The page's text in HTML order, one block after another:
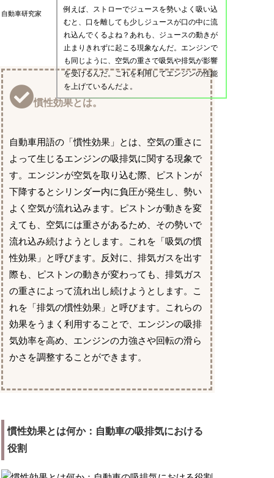
自動車研究家
例えば、ストローでジュースを勢いよく吸い込
むと、口を離しても少しジュースが口の中に流
れ込んでくるよね？あれも、ジュースの動きが
止まりきれずに起こる現象なんだ。エンジンで
も同じように、空気の重さで吸気や排気が影響
を受けるんだ。これを利用してエンジンの性能
を上げているんだよ。
慣性効果とは。
自動車用語の「慣性効果」とは、空気の重さに
よって生じるエンジンの吸排気に関する現象で
す。エンジンが空気を取り込む際、ピストンが
下降するとシリンダー内に負圧が発生し、勢い
よく空気が流れ込みます。ピストンが動きを変
えても、空気には重さがあるため、その勢いで
流れ込み続けようとします。これを「吸気の慣
性効果」と呼びます。反対に、排気ガスを出す
際も、ピストンの動きが変わっても、排気ガス
の重さによって流れ出し続けようとします。こ
れを「排気の慣性効果」と呼びます。これらの
効果をうまく利用することで、エンジンの吸排
気効率を高め、エンジンの力強さや回転の滑ら
かさを調整することができます。
慣性効果とは何か：自動車の吸排気における
役割